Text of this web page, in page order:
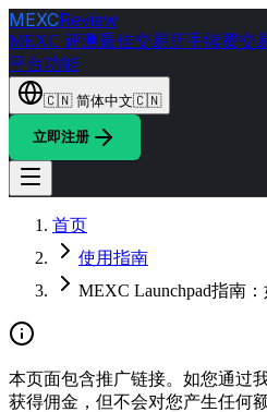
MEXCReview
MEXC 评测最佳交易所手续费交
平台功能
🇨🇳 简体中文🇨🇳
立即注册
首页
使用指南
MEXC Launchpad指南
本页面包含推广链接。如您通过
获得佣金，但不会对您产生任何